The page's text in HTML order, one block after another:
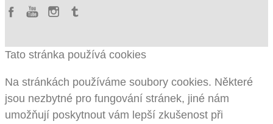
Tato stránka používá cookies
Na stránkách používáme soubory cookies. Některé
jsou nezbytné pro fungování stránek, jiné nám
umožňují poskytnout vám lepší zkušenost při